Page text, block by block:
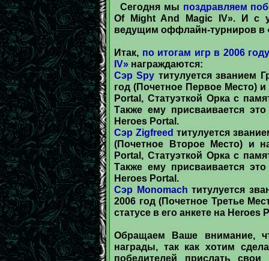
Сегодня мы поздравляем
Of Might And Magic IV». И с
ведущим оффлайн-турниров в
Итак, по итогам игр в 2006
IV» награждаются:
Сэр Spy титулуется званием
год (Почетное Первое Место)
Portal, Статуэткой Орка с
Также ему присваивается
Heroes Portal.
Сэр Zigfreed титулуется
(Почетное Второе Место) и
Portal, Статуэткой Орка с
Также ему присваивается
Heroes Portal.
Сэр Monomach титулуется
2006 год (Почетное Третье
статусе в его анкете на Heroes
Обращаем Ваше внимание,
награды, так как хотим
победителей прислать